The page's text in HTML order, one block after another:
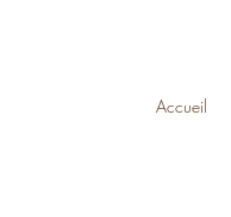
Accueil